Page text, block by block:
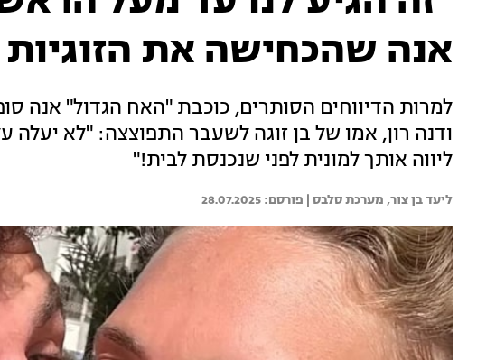
אנה שהכחישה את
למרות הדיווחים הסותרים, כוכבת "האח הגדול" אנה
ודנה רון, אמו של בן זוגה לשעבר התפוצצה: "לא
ליווה אותך למונית לפני שנכנסת לבית!"
ליעד בן צור, מערכת סלבס | 28.07.2025